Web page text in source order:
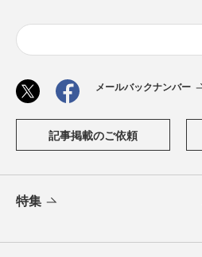
メールバックナンバー
記事掲載のご依頼
特集